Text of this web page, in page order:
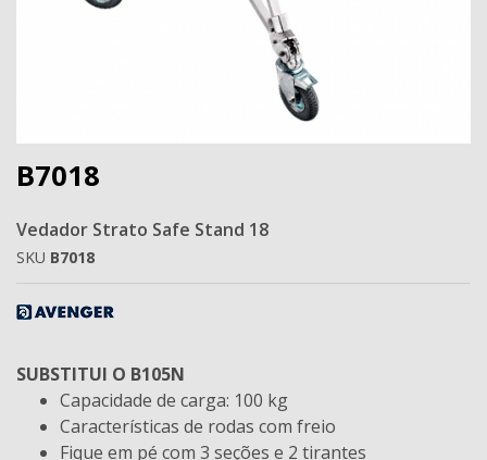
B7018
Vedador Strato Safe Stand 18
SKU B7018
SUBSTITUI O B105N
Capacidade de carga: 100 kg
Características de rodas com freio
Fique em pé com 3 seções e 2 tirantes